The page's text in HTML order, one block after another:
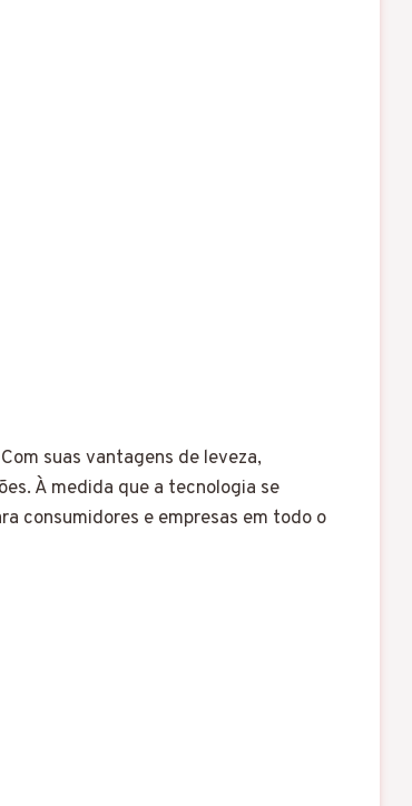
suas vantagens de leveza,
À medida que a tecnologia se
consumidores e empresas em todo o